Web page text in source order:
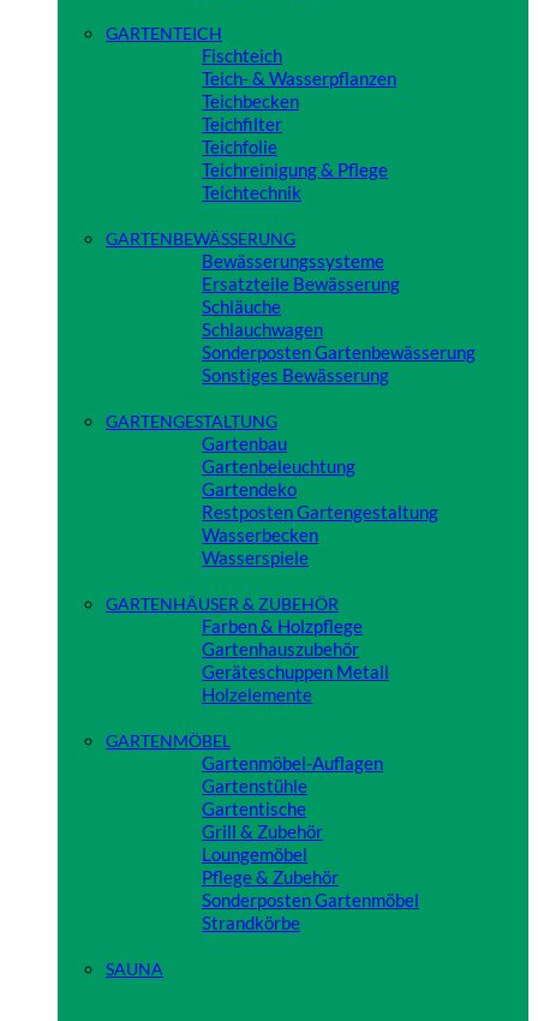
GARTENTEICH
Fischteich
Teich- & Wasserpflanzen
Teichbecken
Teichfilter
Teichfolie
Teichreinigung & Pflege
Teichtechnik
GARTENBEWÄSSERUNG
Bewässerungssysteme
Ersatzteile Bewässerung
Schläuche
Schlauchwagen
Sonderposten Gartenbewässerung
Sonstiges Bewässerung
GARTENGESTALTUNG
Gartenbau
Gartenbeleuchtung
Gartendeko
Restposten Gartengestaltung
Wasserbecken
Wasserspiele
GARTENHÄUSER & ZUBEHÖR
Farben & Holzpflege
Gartenhauszubehör
Geräteschuppen Metall
Holzelemente
GARTENMÖBEL
Gartenmöbel-Auflagen
Gartenstühle
Gartentische
Grill & Zubehör
Loungemöbel
Pflege & Zubehör
Sonderposten Gartenmöbel
Strandkörbe
SAUNA